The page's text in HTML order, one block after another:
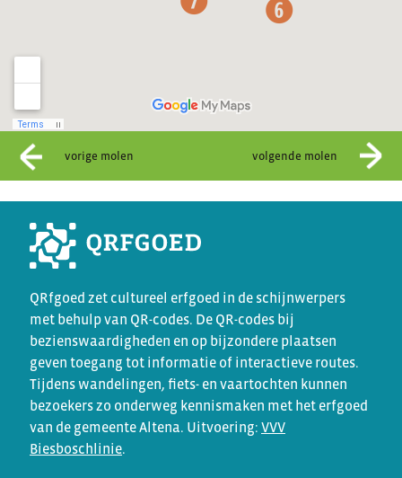
vorige molen volgende molen
QRfgoed zet cultureel erfgoed in de schijnwerpers
met behulp van QR-codes. De QR-codes bij
bezienswaardigheden en op bijzondere plaatsen
geven toegang tot informatie of interactieve routes.
Tijdens wandelingen, fiets- en vaartochten kunnen
bezoekers zo onderweg kennismaken met het erfgoed
van de gemeente Altena. Uitvoering: VVV
Biesboschlinie.